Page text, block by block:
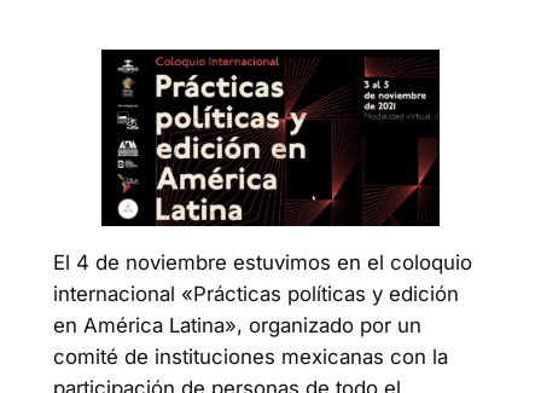
El 4 de noviembre estuvimos en el coloquio
internacional «Prácticas políticas y edición
en América Latina», organizado por un
comité de instituciones mexicanas con la